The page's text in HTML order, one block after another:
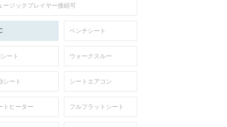
ージックプレイヤー接続可
ベンチシート
ート ウォークスルー
シート シートエアコン
トヒーター フルフラットシート